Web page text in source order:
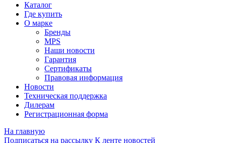
Каталог
Где купить
О марке
Бренды
MPS
Наши новости
Гарантия
Сертификаты
Правовая информация
Новости
Техническая поддержка
Дилерам
Регистрационная форма
На главную
Подписаться на рассылку К ленте новостей